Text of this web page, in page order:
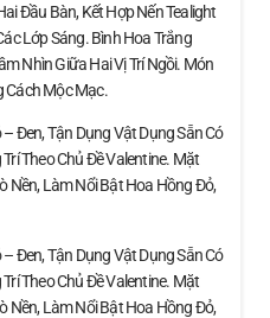
Đầu Bàn, Kết Hợp Nến Tealight
Lớp Sáng. Bình Hoa Trắng
Nhìn Giữa Hai Vị Trí Ngồi. Món
Cách Mộc Mạc.
Đen, Tận Dụng Vật Dụng Sẵn Có
Theo Chủ Đề Valentine. Mặt
Nền, Làm Nổi Bật Hoa Hồng Đỏ,
Đen, Tận Dụng Vật Dụng Sẵn Có
Theo Chủ Đề Valentine. Mặt
Nền, Làm Nổi Bật Hoa Hồng Đỏ,